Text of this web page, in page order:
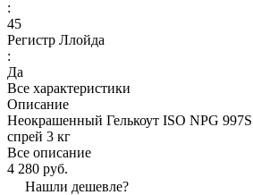
:
45
Регистр Ллойда
:
Да
Все характеристики
Описание
Неокрашенный Гелькоут ISO NPG
спрей 3 кг
Все описание
4 280 руб.
Нашли дешевле?